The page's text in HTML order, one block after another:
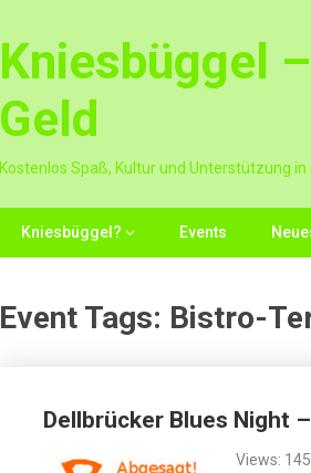
Kniesbüggel
Geld
Kostenlos Spaß, Kultur und Unterstützung in
Kniesbüggel? Events
Event Tags: Bistro-
Dellbrücker Blues Night
Views:
navigation